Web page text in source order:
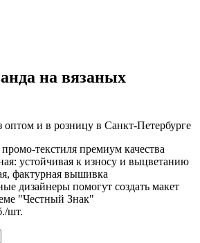
на вязаных
оптом и в розницу в Санкт-Петербурге
текстиля премиум качества
устойчивая к износу и выцветанию
фактурная вышивка
дизайнеры помогут создать макет
"Честный Знак"
шт.